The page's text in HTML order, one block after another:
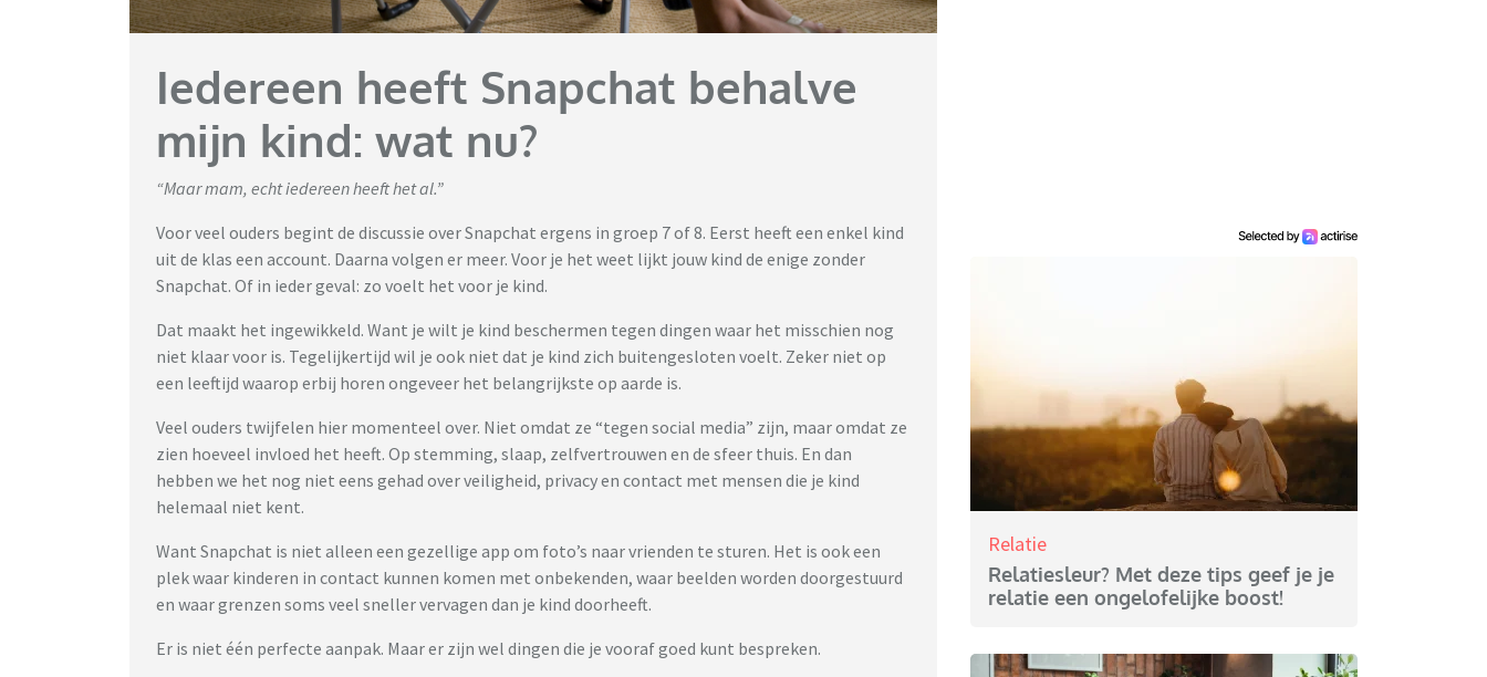
Iedereen heeft Snapchat behalve
mijn kind: wat nu?
“Maar mam, echt iedereen heeft het al.”
Voor veel ouders begint de discussie over Snapchat ergens in groep 7 of 8. Eerst heeft een enkel kind
uit de klas een account. Daarna volgen er meer. Voor je het weet lijkt jouw kind de enige zonder
Snapchat. Of in ieder geval: zo voelt het voor je kind.
Dat maakt het ingewikkeld. Want je wilt je kind beschermen tegen dingen waar het misschien nog
niet klaar voor is. Tegelijkertijd wil je ook niet dat je kind zich buitengesloten voelt. Zeker niet op
een leeftijd waarop erbij horen ongeveer het belangrijkste op aarde is.
Veel ouders twijfelen hier momenteel over. Niet omdat ze “tegen social media” zijn, maar omdat ze
zien hoeveel invloed het heeft. Op stemming, slaap, zelfvertrouwen en de sfeer thuis. En dan
hebben we het nog niet eens gehad over veiligheid, privacy en contact met mensen die je kind
helemaal niet kent.
Want Snapchat is niet alleen een gezellige app om foto’s naar vrienden te sturen. Het is ook een
plek waar kinderen in contact kunnen komen met onbekenden, waar beelden worden doorgestuurd
en waar grenzen soms veel sneller vervagen dan je kind doorheeft.
Er is niet één perfecte aanpak. Maar er zijn wel dingen die je vooraf goed kunt bespreken.
Relatie
Relatiesleur? Met deze tips geef je je
relatie een ongelofelijke boost!